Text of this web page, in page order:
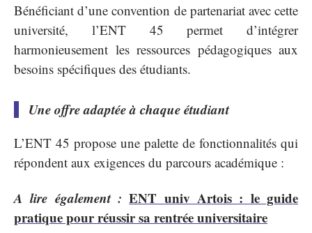
Bénéficiant d’une convention de partenariat avec cette
université, l’ENT 45 permet d’intégrer
harmonieusement les ressources pédagogiques aux
besoins spécifiques des étudiants.
Une offre adaptée à chaque étudiant
L’ENT 45 propose une palette de fonctionnalités qui
répondent aux exigences du parcours académique :
A lire également : ENT univ Artois : le guide
pratique pour réussir sa rentrée universitaire